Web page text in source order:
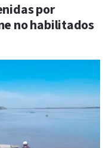
por
no habilitados